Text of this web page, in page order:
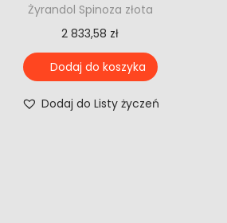
Żyrandol Spinoza złota
2 833,58 zł
Dodaj do koszyka
Dodaj do Listy życzeń